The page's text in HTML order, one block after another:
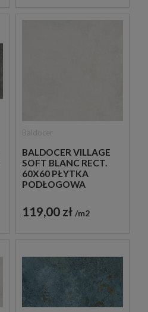
BALDOCER VILLAGE
SOFT BLANC RECT.
60X60 PŁYTKA
PODŁOGOWA
SZARYM ODCIENIU
119,00 zł m2